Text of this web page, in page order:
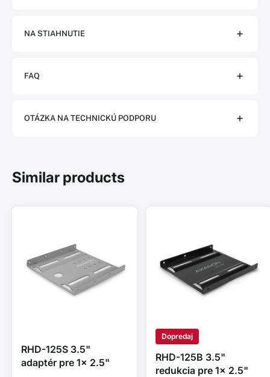
NA STIAHNUTIE
FAQ
OTÁZKA NA TECHNICKÚ PODPORU
Similar products
RHD-125S 3.5"
adaptér pre 1x 2.5"
Dopredaj
RHD-125B 3.5"
redukcia pre 1x 2.5"